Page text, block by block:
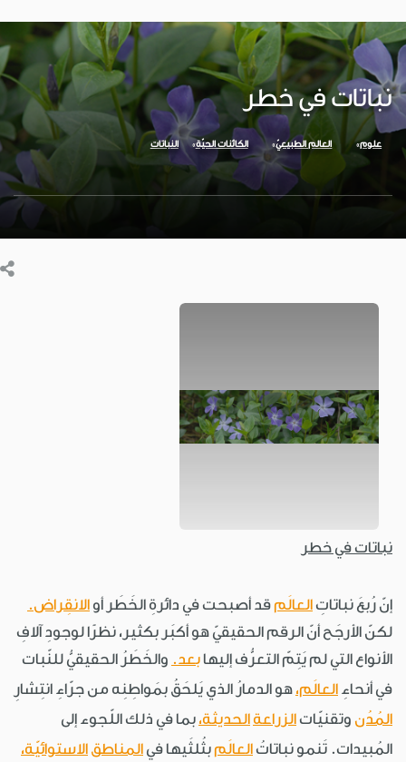
نباتات في خطر
علوم العالم الطبيعيّ الكائنات الحيّة النباتات
نباتات في خطر
إنّ رُبعَ نباتاتِ العالَمقد أصبحت في دائرةِ الخَطَر أو الانقِراض.
لكنّ الأرجَح أنّ الرقم الحقيقيّ هو أكبَر بكثير، نظرًا لوجودِ آلافِ
الأنواع التي لم يَتِمّ التعرُّف إليها بعد. والخَطَرُ الحقيقيُّ للنّبات
في أنحاءِ العالَم، هو الدمارُ الذي يَلحَقُ بمَواطِنِه من جرّاءِ انتِشارِ
المُدُن وتقنيّات الزراعة الحديثة، بما في ذلك اللّجوء إلى
المُبيدات. تَنمو نباتاتُ العالَمبثُلثَيها في المناطق الاستوائيّة،